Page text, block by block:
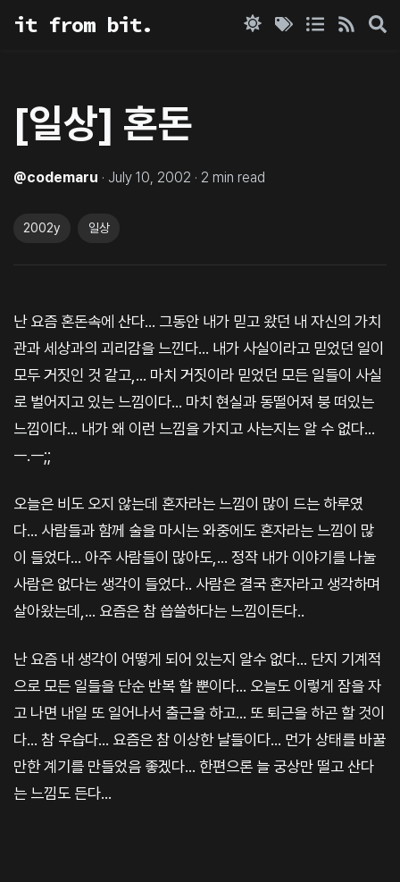
it from bit.
[일상] 혼돈
@codemaru · July 10, 2002 · 2 min read
2002y 일상
난 요즘 혼돈속에 산다... 그동안 내가 믿고 왔던 내 자신의 가치
관과 세상과의 괴리감을 느낀다... 내가 사실이라고 믿었던 일이
모두 거짓인 것 같고,... 마치 거짓이라 믿었던 모든 일들이 사실
로 벌어지고 있는 느낌이다... 마치 현실과 동떨어져 붕 떠있는
느낌이다... 내가 왜 이런 느낌을 가지고 사는지는 알 수 없다...
ㅡ.ㅡ;;
오늘은 비도 오지 않는데 혼자라는 느낌이 많이 드는 하루였
다... 사람들과 함께 술을 마시는 와중에도 혼자라는 느낌이 많
이 들었다... 아주 사람들이 많아도,... 정작 내가 이야기를 나눌
사람은 없다는 생각이 들었다.. 사람은 결국 혼자라고 생각하며
살아왔는데,... 요즘은 참 씁쓸하다는 느낌이든다..
난 요즘 내 생각이 어떻게 되어 있는지 알수 없다... 단지 기계적
으로 모든 일들을 단순 반복 할 뿐이다... 오늘도 이렇게 잠을 자
고 나면 내일 또 일어나서 출근을 하고... 또 퇴근을 하곤 할 것이
다... 참 우습다... 요즘은 참 이상한 날들이다... 먼가 상태를 바꿀
만한 계기를 만들었음 좋겠다... 한편으론 늘 궁상만 떨고 산다
는 느낌도 든다...